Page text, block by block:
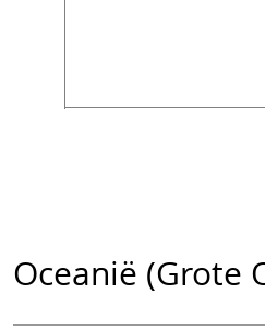
Oceanië (Grote